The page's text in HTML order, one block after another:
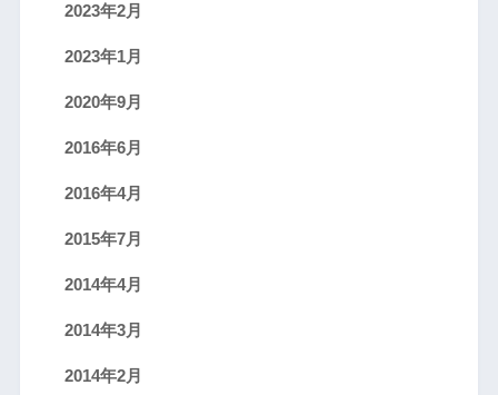
2023年2月
2023年1月
2020年9月
2016年6月
2016年4月
2015年7月
2014年4月
2014年3月
2014年2月